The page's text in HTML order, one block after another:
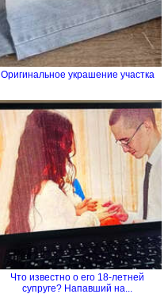
Оригинальное украшение участка
Что известно о его 18-летней
супруге? Напавший на...